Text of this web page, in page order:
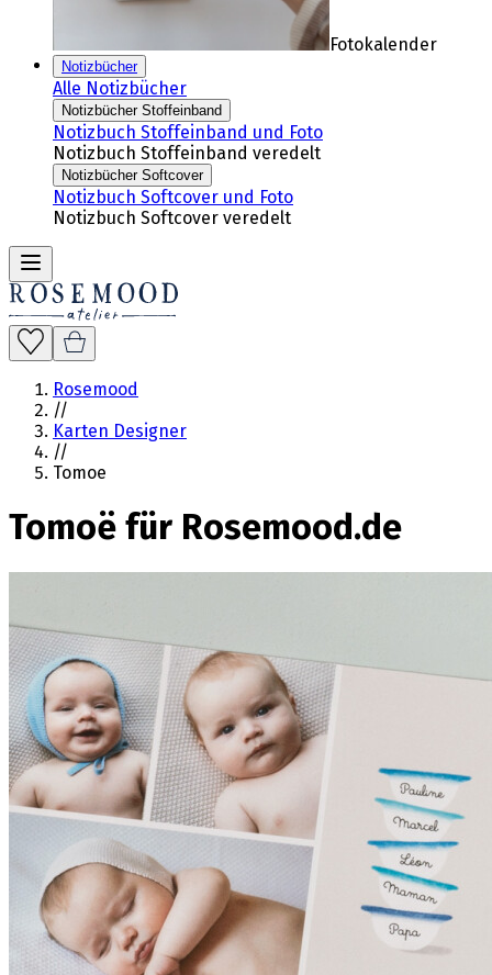
Fotokalender
Notizbücher
Alle Notizbücher
Notizbücher Stoffeinband
Notizbuch Stoffeinband und Foto
Notizbuch Stoffeinband veredelt
Notizbücher Softcover
Notizbuch Softcover und Foto
Notizbuch Softcover veredelt
Rosemood
//
Karten Designer
//
Tomoe
Tomoë für Rosemood.de